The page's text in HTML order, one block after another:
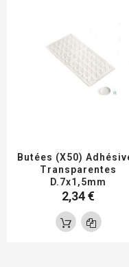
Butées (x50)
Transparentes
D.7x1,5mm
2,34 €